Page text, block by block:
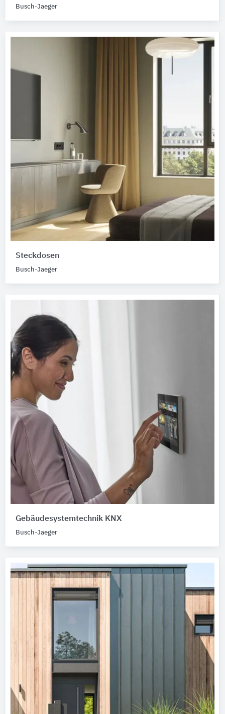
Busch-Jaeger
Steckdosen
Busch-Jaeger
Gebäudesystemtechnik KNX
Busch-Jaeger